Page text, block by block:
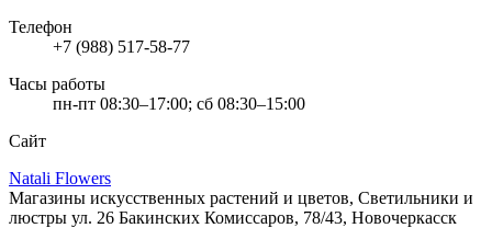
Телефон
+7 (988) 517-58-77
Часы работы
пн-пт 08:30–17:00; сб 08:30–15:00
Сайт
Natali Flowers
Магазины искусственных растений и цветов, Светильники и
люстры ул. 26 Бакинских Комиссаров, 78/43, Новочеркасск